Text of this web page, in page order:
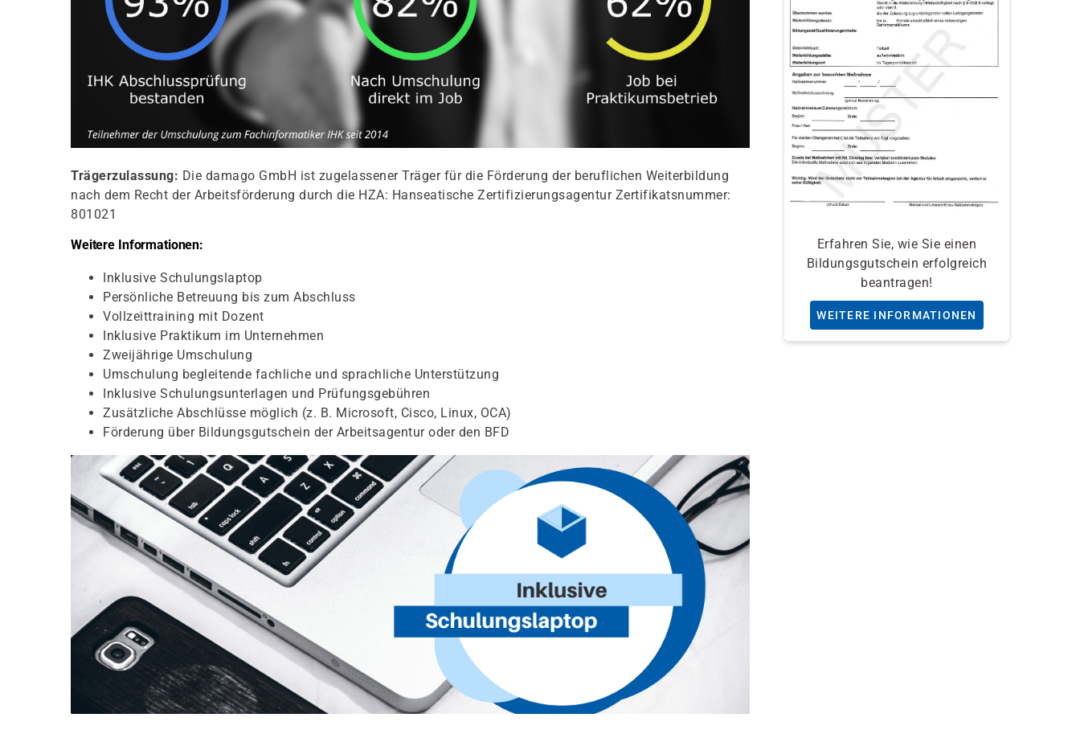
Trägerzulassung: Die damago GmbH ist zugelassener Träger für die Förderung der beruflichen Weiterbildung
nach dem Recht der Arbeitsförderung durch die HZA: Hanseatische Zertifizierungsagentur Zertifikatsnummer:
801021
Weitere Informationen:
Inklusive Schulungslaptop
Persönliche Betreuung bis zum Abschluss
Vollzeittraining mit Dozent
Inklusive Praktikum im Unternehmen
Zweijährige Umschulung
Umschulung begleitende fachliche und sprachliche Unterstützung
Inklusive Schulungsunterlagen und Prüfungsgebühren
Zusätzliche Abschlüsse möglich (z. B. Microsoft, Cisco, Linux, OCA)
Förderung über Bildungsgutschein der Arbeitsagentur oder den BFD
Erfahren Sie, wie Sie einen
Bildungsgutschein erfolgreich
beantragen!
WEITERE INFORMATIONEN